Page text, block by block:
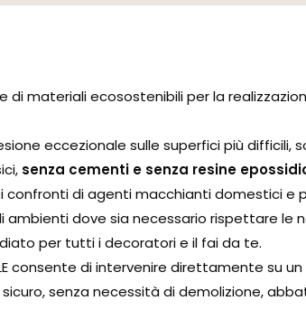
di materiali ecosostenibili per la
eccezionale sulle superfici più difficili,
senza cementi e senza resine
confronti di agenti macchianti domestici
dove sia necessario rispettare le
per tutti i decoratori e il fai da te.
consente di intervenire direttamente su
senza necessità di demolizione,